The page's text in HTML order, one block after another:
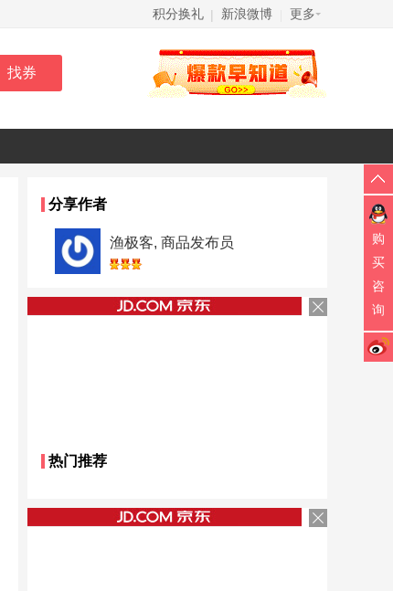
积分换礼 | 新浪微博 更多
分享作者
渔极客, 商品发布员
热门推荐
购
买
咨
询